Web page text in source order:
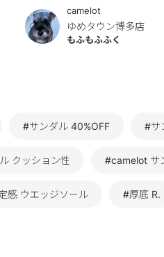
camelot
ゆめタウン博多店
もふもふふく
#サンダル 40%OFF #サ
クッション性 #camelot サ
感 ウエッジソール #厚底 R.